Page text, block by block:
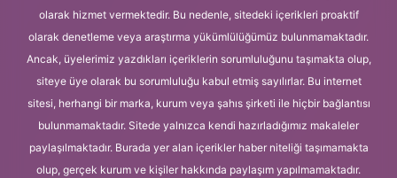
olarak hizmet vermektedir. Bu nedenle, sitedeki içerikleri proaktif
olarak denetleme veya araştırma yükümlülüğümüz bulunmamaktadır.
Ancak, üyelerimiz yazdıkları içeriklerin sorumluluğunu taşımakta olup,
siteye üye olarak bu sorumluluğu kabul etmiş sayılırlar. Bu internet
sitesi, herhangi bir marka, kurum veya şahıs şirketi ile hiçbir bağlantısı
bulunmamaktadır. Sitede yalnızca kendi hazırladığımız makaleler
paylaşılmaktadır. Burada yer alan içerikler haber niteliği taşımamakta
olup, gerçek kurum ve kişiler hakkında paylaşım yapılmamaktadır.